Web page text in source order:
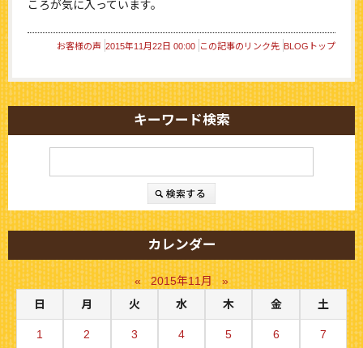
ころが気に入っています。
お客様の声 2015年11月22日 00:00 この記事のリンク先 BLOGトップ
キーワード検索
カレンダー
« 2015年11月
»
日
月 火 水 木 金 土
1 2 3 4 5 6 7